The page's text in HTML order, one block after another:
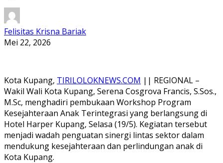
Felisitas Krisna Bariak
Mei 22, 2026
Kota Kupang, TIRILOLOKNEWS.COM || REGIONAL –
Wakil Wali Kota Kupang, Serena Cosgrova Francis, S.Sos.,
M.Sc, menghadiri pembukaan Workshop Program
Kesejahteraan Anak Terintegrasi yang berlangsung di
Hotel Harper Kupang, Selasa (19/5). Kegiatan tersebut
menjadi wadah penguatan sinergi lintas sektor dalam
mendukung kesejahteraan dan perlindungan anak di
Kota Kupang.